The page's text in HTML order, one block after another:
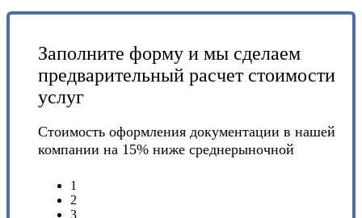
Заполните форму и мы сделаем
предварительный расчет стоимости
услуг
Стоимость оформления документации в нашей
компании на 15% ниже среднерыночной
1
2
3